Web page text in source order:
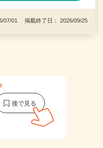
07/01 掲載終了日： 2026/09/25